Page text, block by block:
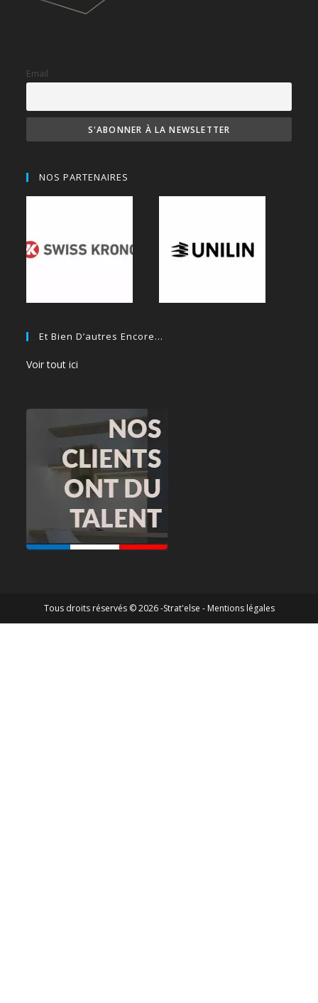
Email
NOS PARTENAIRES
Et Bien D’autres Encore…
Voir tout ici
Tous droits réservés © 2026 -Strat'else - Mentions légales